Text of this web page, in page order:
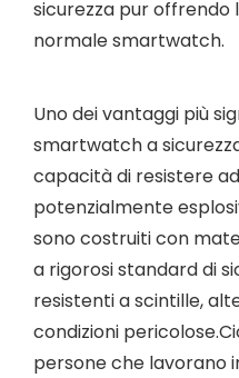
sicurezza pur offrendo
normale smartwatch.
Uno dei vantaggi più
smartwatch a
capacità di resistere
potenzialmente
sono costruiti con
a rigorosi standard di
resistenti a scintille,
condizioni
persone che lavorano